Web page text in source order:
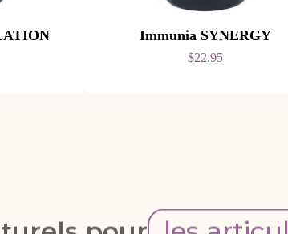
Immunia SYNERGY
$22.95
pour les